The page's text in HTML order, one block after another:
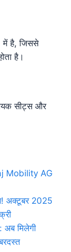
में है, जिससे
है।
सीट्स और
Mobility AG
अक्टूबर 2025
मिलेगी